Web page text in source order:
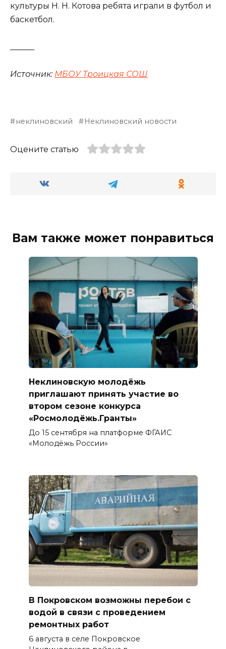
культуры Н. Н. Котова ребята играли в футбол и
баскетбол.
Источник: МБОУ Троицкая СОШ
неклиновский Неклиновский новости
Оцените статью
Вам также может понравиться
Неклиновскую молодёжь
приглашают принять участие во
втором сезоне конкурса
«Росмолодёжь.Гранты»
До 15 сентября на платформе ФГАИС
«Молодёжь России»
В Покровском возможны перебои с
водой в связи с проведением
ремонтных работ
6 августа в селе Покровское